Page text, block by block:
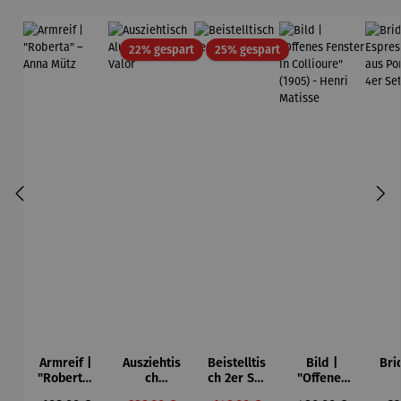
Armreif |
"Roberta"
22% gespartRabatt
Ausziehtis
ch
25% gespartRabatt
Beistelltis
ch 2er Set
Bild |
"Offenes